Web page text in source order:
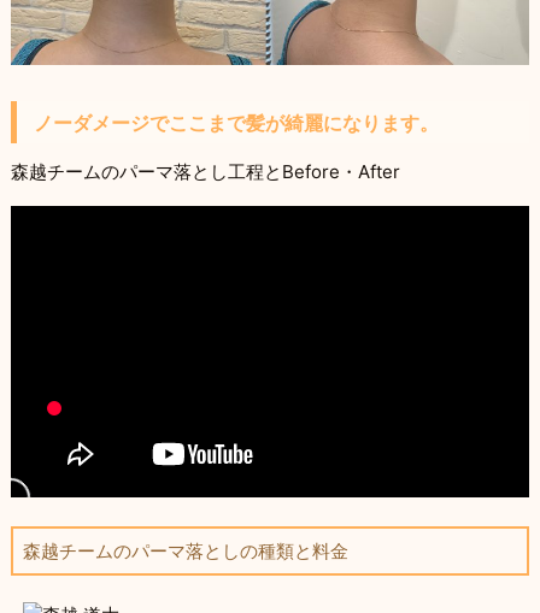
ノーダメージでここまで髪が綺麗になります。
森越チームのパーマ落とし工程とBefore・After
森越チームのパーマ落としの種類と料金